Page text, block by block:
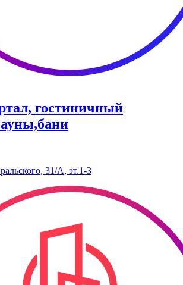
гостиничный
31/А​, эт.1-3